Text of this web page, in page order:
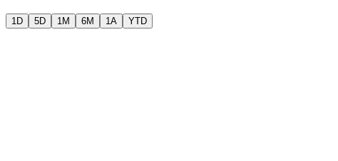
1D 5D 1M 6M 1A YTD